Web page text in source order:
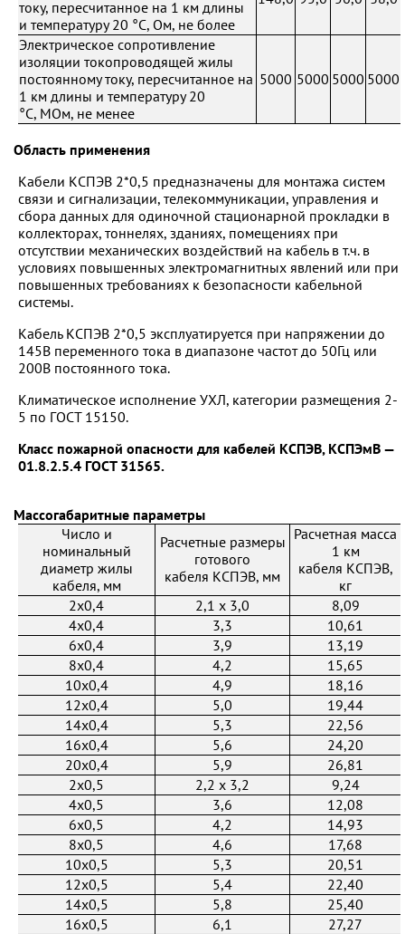
току, пересчитанное на 1 км длины
и температуру 20 °С, Ом, не более
Электрическое сопротивление
изоляции токопроводящей жилы
постоянному току, пересчитанное на
1 км длины и температуру 20
°С, МОм, не менее
5000 5000 5000 5000
Область применения
Кабели КСПЭВ 2*0,5 предназначены для монтажа систем
связи и сигнализации, телекоммуникации, управления и
сбора данных для одиночной стационарной прокладки в
коллекторах, тоннелях, зданиях, помещениях при
отсутствии механических воздействий на кабель в т.ч. в
условиях повышенных электромагнитных явлений или при
повышенных требованиях к безопасности кабельной
системы.
Кабель КСПЭВ 2*0,5 эксплуатируется при напряжении до
145В переменного тока в диапазоне частот до 50Гц или
200В постоянного тока.
Климатическое исполнение УХЛ, категории размещения 2-
5 по ГОСТ 15150.
Класс пожарной опасности для кабелей КСПЭВ, КСПЭмВ —
01.8.2.5.4 ГОСТ 31565.
Массогабаритные параметры
Число и
номинальный
диаметр жилы
кабеля, мм
Расчетные размеры
готового
кабеля КСПЭВ, мм
Расчетная масса
1 км
кабеля КСПЭВ,
кг
2x0,4
2,1 х 3,0
8,09
4x0,4
3,3
10,61
6x0,4
3,9
13,19
8x0,4
4,2
15,65
10x0,4
4,9
18,16
12x0,4
5,0
19,44
14x0,4
5,3
22,56
16x0,4
5,6
24,20
20x0,4
5,9
26,81
2x0,5
2,2 х 3,2
9,24
4x0,5
3,6
12,08
6x0,5
4,2
14,93
8x0,5
4,6
17,68
10x0,5
5,3
20,51
12x0,5
5,4
22,40
14x0,5
5,8
25,40
16x0,5
6,1
27,27